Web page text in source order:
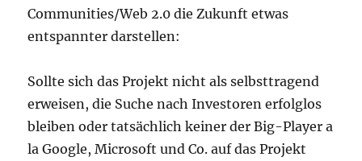
Communities/Web 2.0 die Zukunft etwas
entspannter darstellen:
Sollte sich das Projekt nicht als selbsttragend
erweisen, die Suche nach Investoren erfolglos
bleiben oder tatsächlich keiner der Big-Player a
la Google, Microsoft und Co. auf das Projekt